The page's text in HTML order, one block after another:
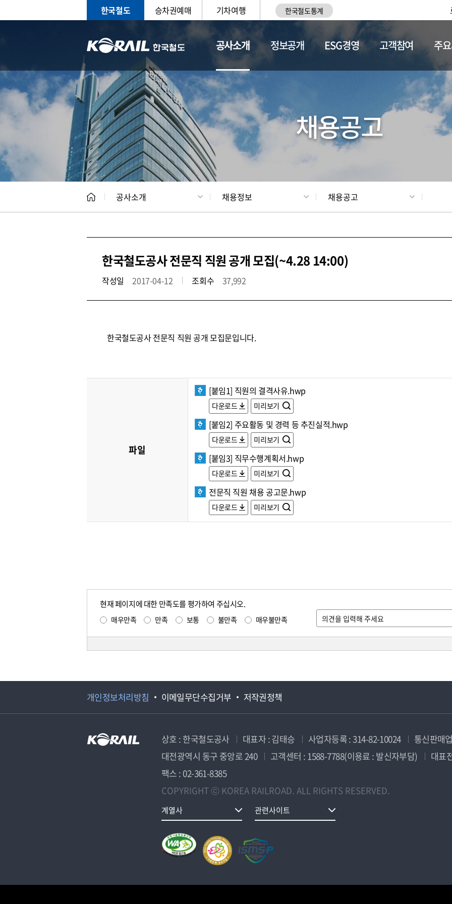
한국철도 승차권예매 기차여행 한국철도통계
공사소개
CEO 일반현황 채용정보
정보공개 ESG경영 고객참여 주
채용공고
공사소개 채용정보 채용공고
한국철도공사 전문직 직원 공개 모집(~4.28 14:00)
작성일 2017-04-12 조회수 37,992
한국철도공사 전문직 직원 공개 모집문입니다.
파일
[붙임1] 직원의 결격사유.hwp
다운로드 미리보기
[붙임2] 주요활동 및 경력 등 추진실적.hwp
다운로드 미리보기
[붙임3] 직무수행계획서.hwp
다운로드 미리보기
전문직 직원 채용 공고문.hwp
다운로드 미리보기
현재 페이지에 대한 만족도를 평가하여 주십시오.
매우만족 만족 보통 불만족 매우불만족
개인정보처리방침 이메일무단수집거부 저작권정책
상호 : 한국철도공사 대표자 : 김태승 사업자등록 : 314-82-10024
통신판매
대전광역시 동구 중앙로 240
고객센터 : 1588-7788(이용료 : 발신자부담)
대표
팩스 : 02-361-8385
COPYRIGHT ⓒ KOREA RAILROAD. ALL RIGHTS RESERVED.
계열사 관련사이트